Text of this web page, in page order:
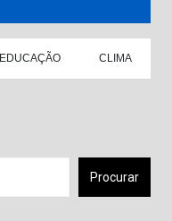
EDUCAÇÃO CLIMA
Procurar